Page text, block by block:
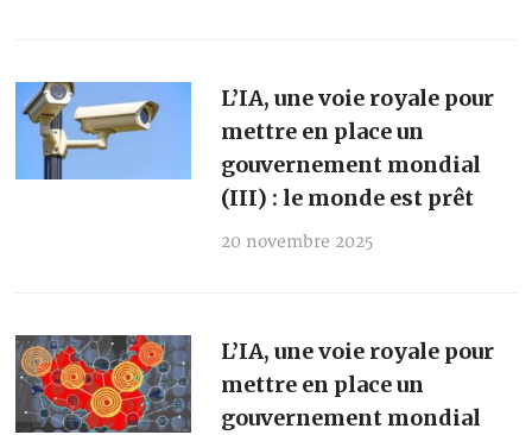
L’IA, une voie royale pour
mettre en place un
gouvernement mondial
(III) : le monde est prêt
20 novembre 2025
L’IA, une voie royale pour
mettre en place un
gouvernement mondial